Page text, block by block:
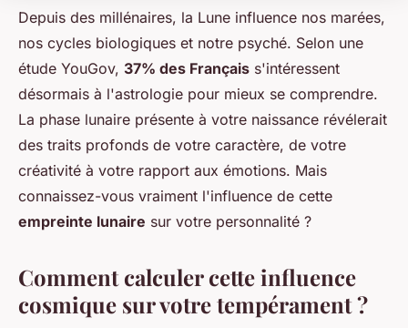
Depuis des millénaires, la Lune influence nos marées,
nos cycles biologiques et notre psyché. Selon une
étude YouGov, 37% des Français s'intéressent
désormais à l'astrologie pour mieux se comprendre.
La phase lunaire présente à votre naissance révélerait
des traits profonds de votre caractère, de votre
créativité à votre rapport aux émotions. Mais
connaissez-vous vraiment l'influence de cette
empreinte lunaire sur votre personnalité ?
Comment calculer cette influence
cosmique sur votre tempérament ?